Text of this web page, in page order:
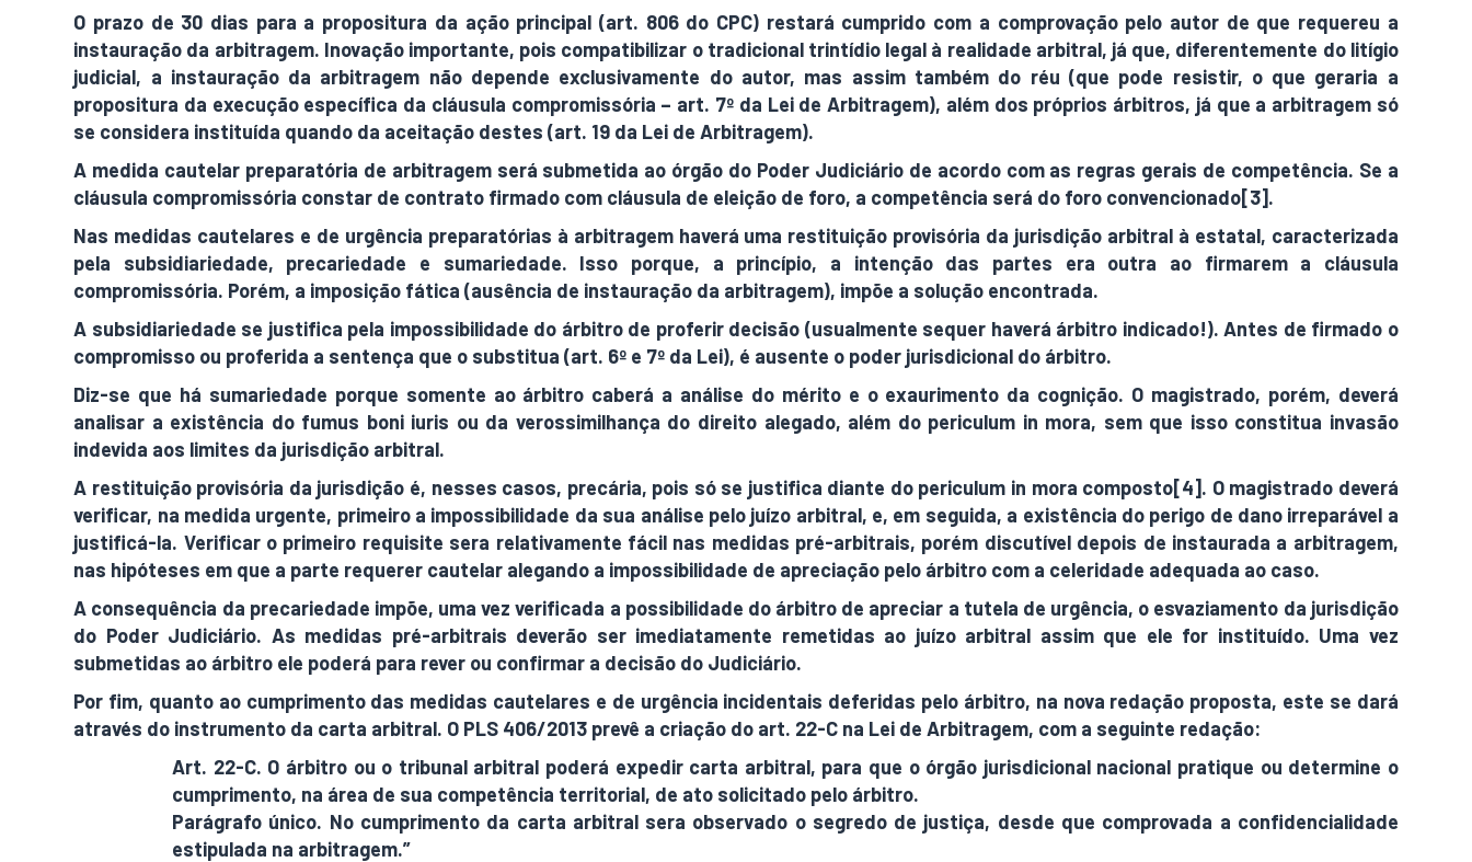
O prazo de 30 dias para a propositura da ação principal (art. 806 do CPC) restará cumprido com a comprovação pelo autor de que requereu a
instauração da arbitragem. Inovação importante, pois compatibilizar o tradicional trintídio legal à realidade arbitral, já que, diferentemente do litígio
judicial, a instauração da arbitragem não depende exclusivamente do autor, mas assim também do réu (que pode resistir, o que geraria a
propositura da execução específica da cláusula compromissória – art. 7º da Lei de Arbitragem), além dos próprios árbitros, já que a arbitragem só
se considera instituída quando da aceitação destes (art. 19 da Lei de Arbitragem).
A medida cautelar preparatória de arbitragem será submetida ao órgão do Poder Judiciário de acordo com as regras gerais de competência. Se a
cláusula compromissória constar de contrato firmado com cláusula de eleição de foro, a competência será do foro convencionado[3].
Nas medidas cautelares e de urgência preparatórias à arbitragem haverá uma restituição provisória da jurisdição arbitral à estatal, caracterizada
pela subsidiariedade, precariedade e sumariedade. Isso porque, a princípio, a intenção das partes era outra ao firmarem a cláusula
compromissória. Porém, a imposição fática (ausência de instauração da arbitragem), impõe a solução encontrada.
A subsidiariedade se justifica pela impossibilidade do árbitro de proferir decisão (usualmente sequer haverá árbitro indicado!). Antes de firmado o
compromisso ou proferida a sentença que o substitua (art. 6º e 7º da Lei), é ausente o poder jurisdicional do árbitro.
Diz-se que há sumariedade porque somente ao árbitro caberá a análise do mérito e o exaurimento da cognição. O magistrado, porém, deverá
analisar a existência do fumus boni iuris ou da verossimilhança do direito alegado, além do periculum in mora, sem que isso constitua invasão
indevida aos limites da jurisdição arbitral.
A restituição provisória da jurisdição é, nesses casos, precária, pois só se justifica diante do periculum in mora composto[4]. O magistrado deverá
verificar, na medida urgente, primeiro a impossibilidade da sua análise pelo juízo arbitral, e, em seguida, a existência do perigo de dano irreparável a
justificá-la. Verificar o primeiro requisite sera relativamente fácil nas medidas pré-arbitrais, porém discutível depois de instaurada a arbitragem,
nas hipóteses em que a parte requerer cautelar alegando a impossibilidade de apreciação pelo árbitro com a celeridade adequada ao caso.
A consequência da precariedade impõe, uma vez verificada a possibilidade do árbitro de apreciar a tutela de urgência, o esvaziamento da jurisdição
do Poder Judiciário. As medidas pré-arbitrais deverão ser imediatamente remetidas ao juízo arbitral assim que ele for instituído. Uma vez
submetidas ao árbitro ele poderá para rever ou confirmar a decisão do Judiciário.
Por fim, quanto ao cumprimento das medidas cautelares e de urgência incidentais deferidas pelo árbitro, na nova redação proposta, este se dará
através do instrumento da carta arbitral. O PLS 406/2013 prevê a criação do art. 22-C na Lei de Arbitragem, com a seguinte redação:
Art. 22-C. O árbitro ou o tribunal arbitral poderá expedir carta arbitral, para que o órgão jurisdicional nacional pratique ou determine o
cumprimento, na área de sua competência territorial, de ato solicitado pelo árbitro.
Parágrafo único. No cumprimento da carta arbitral sera observado o segredo de justiça, desde que comprovada a confidencialidade
estipulada na arbitragem.”